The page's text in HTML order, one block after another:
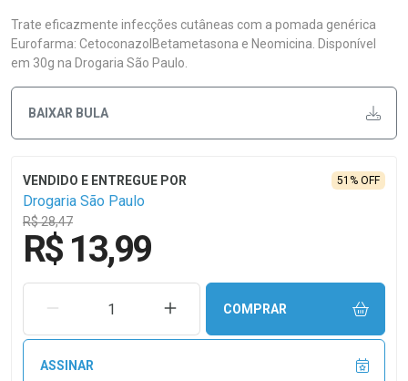
Trate eficazmente infecções cutâneas com a pomada genérica
Eurofarma: CetoconazolBetametasona e Neomicina. Disponível
em 30g na Drogaria São Paulo.
BAIXAR BULA
Drogaria São Paulo
R$ 28,47
51% OFF
R$ 13,99
REMOVER UMA UNIDADEAUMENTAR UMA UNIDADE
COMPRAR
ASSINAR